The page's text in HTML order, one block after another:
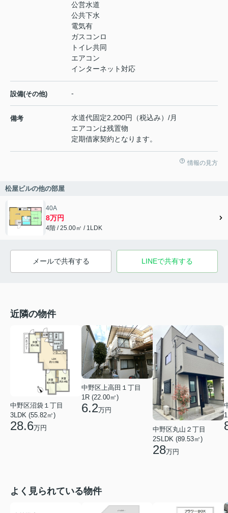
公営水道
公共下水
電気有
ガスコンロ
トイレ共同
エアコン
インターネット対応
設備(その他) -
備考
水道代固定2,200円（税込み）/月
エアコンは残置物
定期借家契約となります。
情報の見方
松屋ビルの他の部屋
40A
8万円
4階 / 25.00㎡ / 1LDK
メールで共有する LINEで共有する
近隣の物件
中野区沼袋１丁目
3LDK (55.82㎡)
28.6万円
中野区上高田１丁目
1R (22.00㎡)
6.2万円
中野区丸山２丁目
2SLDK (89.53㎡)
28万円
よく見られている物件